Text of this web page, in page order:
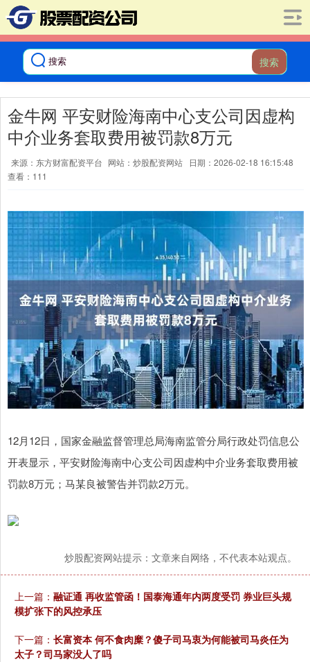
搜索
金牛网 平安财险海南中心支公司因虚构
中介业务套取费用被罚款8万元
来源：东方财富配资平台 网站：炒股配资网站
日期：2026-02-18 16:15:48
查看：111
12月12日，国家金融监督管理总局海南监管分局行政处罚信息公
开表显示，平安财险海南中心支公司因虚构中介业务套取费用被
罚款8万元；马某良被警告并罚款2万元。
炒股配资网站提示：文章来自网络，不代表本站观点。
上一篇： 融证通 再收监管函！国泰海通年内两度受罚 券业巨头规
模扩张下的风控承压
下一篇： 长富资本 何不食肉糜？傻子司马衷为何能被司马炎任为
太子？司马家没人了吗